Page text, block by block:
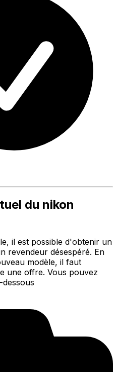
du nikon
il est possible d'obtenir un
revendeur désespéré. En
modèle, il faut
une offre. Vous pouvez